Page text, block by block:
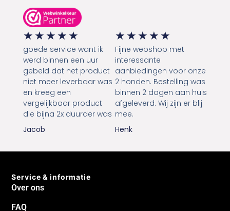
★ ★ ★ ★ ★
goede service want ik
werd binnen een uur
gebeld dat het product
niet meer leverbaar was
en kreeg een
vergelijkbaar product
die bijna 2x duurder was
Jacob
★ ★ ★ ★ ★
Fijne webshop met
interessante
aanbiedingen voor onze
2 honden. Bestelling was
binnen 2 dagen aan huis
afgeleverd. Wij zijn er blij
mee.
Henk
Service & informatie
Over ons
FAQ